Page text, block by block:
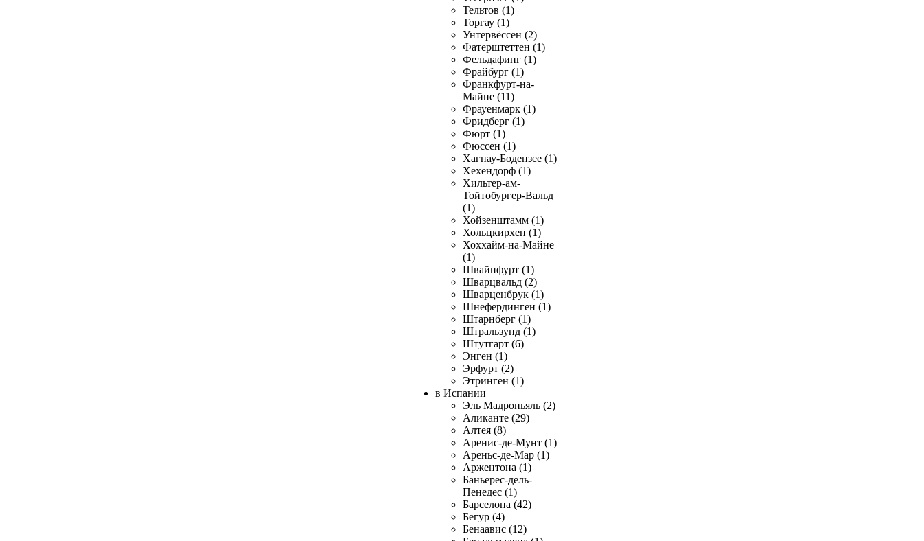
Тельтов (1)
Торгау (1)
Унтервёссен (2)
Фатерштеттен (1)
Фельдафинг (1)
Фрайбург (1)
Франкфурт-на-
Майне (11)
Фрауенмарк (1)
Фридберг (1)
Фюрт (1)
Фюссен (1)
Хагнау-Бодензее (1)
Хехендорф (1)
Хильтер-ам-
Тойтобургер-Вальд
(1)
Хойзенштамм (1)
Хольцкирхен (1)
Хоххайм-на-Майне
(1)
Швайнфурт (1)
Шварцвальд (2)
Шварценбрук (1)
Шнефердинген (1)
Штарнберг (1)
Штральзунд (1)
Штутгарт (6)
Энген (1)
Эрфурт (2)
Этринген (1)
в Испании
Эль Мадроньяль (2)
Аликанте (29)
Алтея (8)
Аренис-де-Мунт (1)
Ареньс-де-Мар (1)
Аржентона (1)
Баньерес-дель-
Пенедес (1)
Барселона (42)
Бегур (4)
Бенаавис (12)